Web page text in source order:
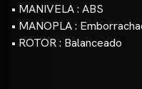
• MANIVELA : ABS
• MANOPLA :
• ROTOR : Balanceado